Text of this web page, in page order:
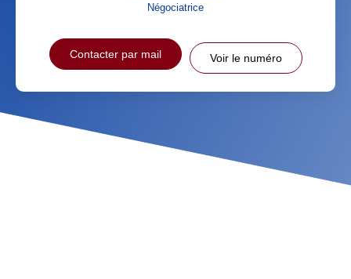
Négociatrice
Contacter par mail Voir le numéro